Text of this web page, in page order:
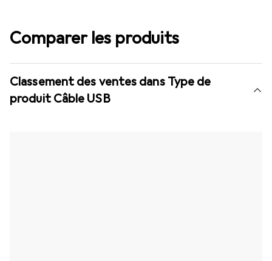
Comparer les produits
Classement des ventes dans Type de
produit Câble USB